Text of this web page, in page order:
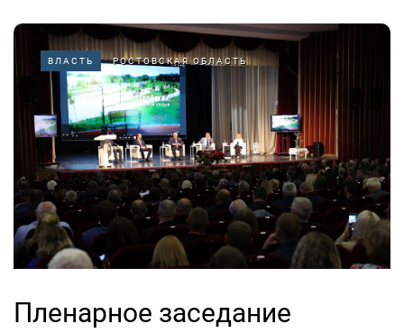
ВЛАСТЬ РОСТОВСКАЯ ОБЛАСТЬ
Пленарное заседание